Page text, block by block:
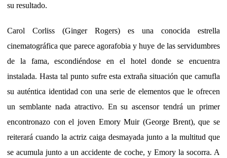
su resultado.
Carol Corliss (Ginger Rogers) es una conocida estrella
cinematográfica que parece agorafobia y huye de las servidumbres
de la fama, escondiéndose en el hotel donde se encuentra
instalada. Hasta tal punto sufre esta extraña situación que camufla
su auténtica identidad con una serie de elementos que le ofrecen
un semblante nada atractivo. En su ascensor tendrá un primer
encontronazo con el joven Emory Muir (George Brent), que se
reiterará cuando la actriz caiga desmayada junto a la multitud que
se acumula junto a un accidente de coche, y Emory la socorra. A